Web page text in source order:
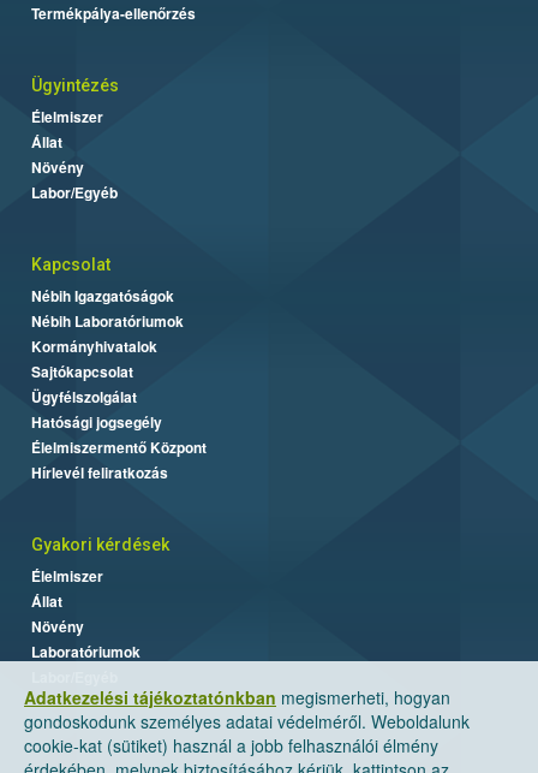
Adatkezelési tájékoztatónkban megismerheti, hogyan
gondoskodunk személyes adatai védelméről. Weboldalunk
cookie-kat (sütiket) használ a jobb felhasználói élmény
Termékpálya-ellenőrzés
Ügyintézés
Élelmiszer
Állat
Növény
Labor/Egyéb
Kapcsolat
Nébih Igazgatóságok
Nébih Laboratóriumok
Kormányhivatalok
Sajtókapcsolat
Ügyfélszolgálat
Hatósági jogsegély
Élelmiszermentő Központ
Hírlevél feliratkozás
Gyakori kérdések
Élelmiszer
Állat
Növény
Laboratóriumok